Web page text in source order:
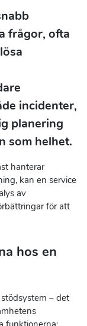
frågor, ofta
incidenter,
planering
som helhet.
hanterar
kan en service
av
för att
hos en
– det